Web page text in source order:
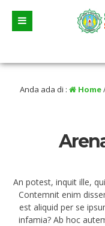
selama liburan
Anda ada di : Home
An potest, inquit ille,
Contemnit enim
est aliquid per se
infamia? Ab hoc